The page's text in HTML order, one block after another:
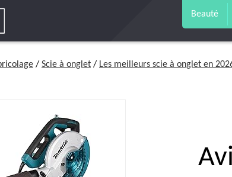
Beauté
/ Scie à onglet / Les meilleurs scie à onglet en